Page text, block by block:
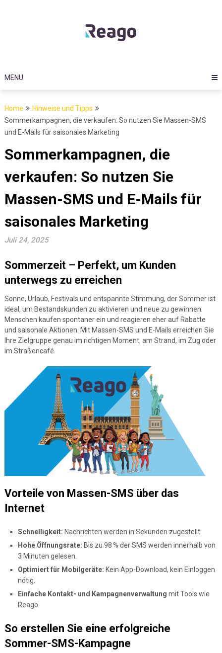
MENU
Home
Hinweise und Tipps
Sommerkampagnen, die verkaufen: So nutzen Sie Massen-SMS
und E-Mails für saisonales Marketing
Sommerkampagnen, die
verkaufen: So nutzen Sie
Massen-SMS und E-Mails für
saisonales Marketing
Juli 24, 2025
Sommerzeit – Perfekt, um Kunden
unterwegs zu erreichen
Sonne, Urlaub, Festivals und entspannte Stimmung, der Sommer ist
ideal, um Bestandskunden zu aktivieren und neue zu gewinnen.
Menschen kaufen spontaner ein und reagieren eher auf Rabatte
und saisonale Aktionen. Mit Massen-SMS und E-Mails erreichen Sie
Ihre Zielgruppe genau im richtigen Moment, am Strand, im Zug oder
im Straßencafé.
Vorteile von Massen-SMS über das
Internet
Schnelligkeit: Nachrichten werden in Sekunden zugestellt.
Hohe Öffnungsrate: Bis zu 98 % der SMS werden innerhalb von
3 Minuten gelesen.
Optimiert für Mobilgeräte: Kein App-Download, kein Einloggen
nötig.
Einfache Kontakt- und Kampagnenverwaltung mit Tools wie
Reago.
So erstellen Sie eine erfolgreiche
Sommer-SMS-Kampagne